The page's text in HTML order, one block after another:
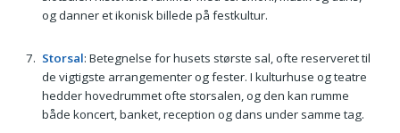
og danner et ikonisk billede på festkultur.
Storsal: Betegnelse for husets største sal, ofte reserveret til
de vigtigste arrangementer og fester. I kulturhuse og teatre
hedder hovedrummet ofte storsalen, og den kan rumme
både koncert, banket, reception og dans under samme tag.